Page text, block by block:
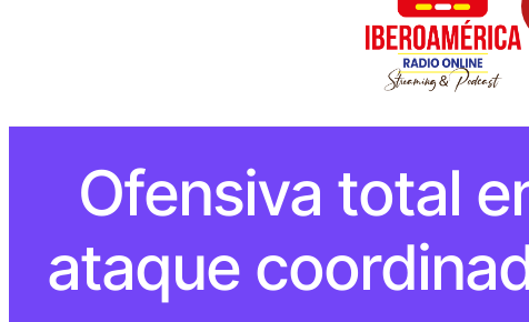
Ofensiva total
ataque